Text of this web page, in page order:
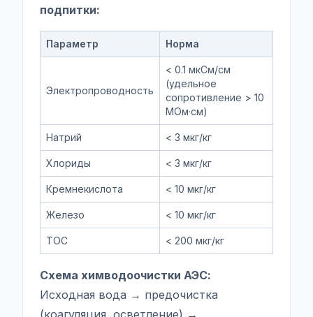
подпитки:
Параметр Норма
Электропроводность
< 0.1 мкСм/см
(удельное
сопротивление > 10
МОм·см)
Натрий < 3 мкг/кг
Хлориды < 3 мкг/кг
Кремнекислота < 10 мкг/кг
Железо < 10 мкг/кг
ТОС < 200 мкг/кг
Схема химводоочистки АЭС:
Исходная вода → предочистка
(коагуляция, осветление) →